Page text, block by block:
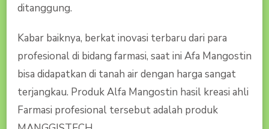
ditanggung.
Kabar baiknya, berkat inovasi terbaru dari para
profesional di bidang farmasi, saat ini Afa Mangostin
bisa didapatkan di tanah air dengan harga sangat
terjangkau. Produk Alfa Mangostin hasil kreasi ahli
Farmasi profesional tersebut adalah produk